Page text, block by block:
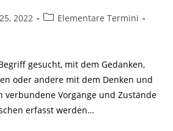
2022
Beitrags-
Elementare Termini
gesucht, mit dem Gedanken,
oder andere mit dem Denken und
verbundene Vorgänge und Zustände
erfasst werden…